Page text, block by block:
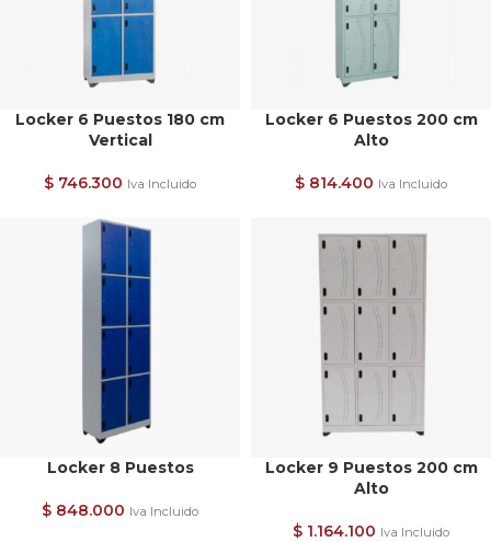
Locker 6 Puestos 180 cm
Vertical
$ 746.300 Iva Incluido
Locker 6 Puestos 200 cm
Alto
$ 814.400 Iva Incluido
Locker 8 Puestos
$ 848.000 Iva Incluido
Locker 9 Puestos 200 cm
Alto
$ 1.164.100 Iva Incluido